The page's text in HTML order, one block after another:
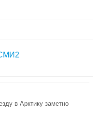
в Арктику заметно